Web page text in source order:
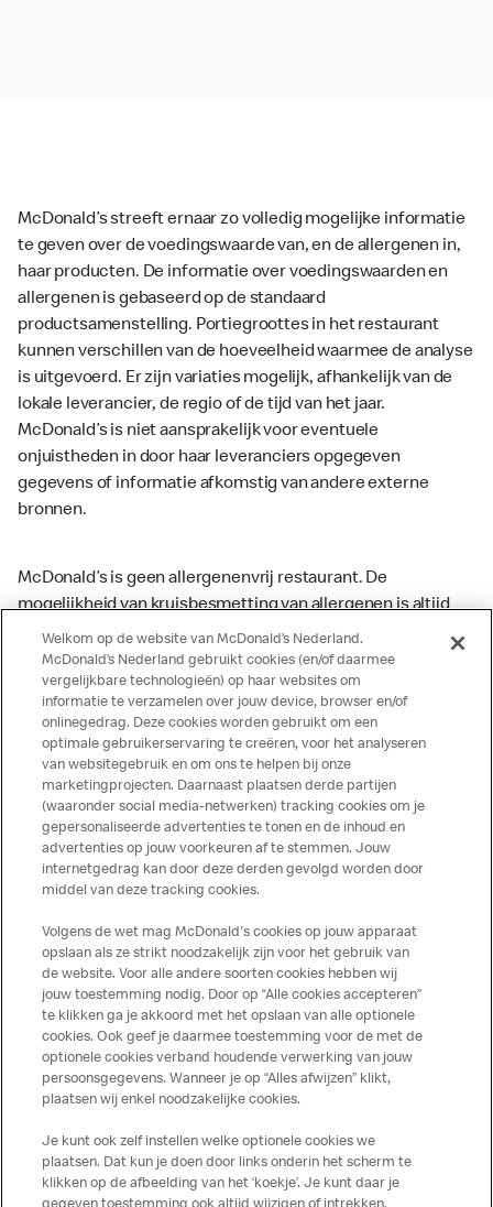
McDonald’s streeft ernaar zo volledig mogelijke informatie
te geven over de voedingswaarde van, en de allergenen in,
haar producten. De informatie over voedingswaarden en
allergenen is gebaseerd op de standaard
productsamenstelling. Portiegroottes in het restaurant
kunnen verschillen van de hoeveelheid waarmee de analyse
is uitgevoerd. Er zijn variaties mogelijk, afhankelijk van de
lokale leverancier, de regio of de tijd van het jaar.
McDonald’s is niet aansprakelijk voor eventuele
onjuistheden in door haar leveranciers opgegeven
gegevens of informatie afkomstig van andere externe
bronnen.
McDonald’s is geen allergenenvrij restaurant. De
mogelijkheid van kruisbesmetting van allergenen is altijd
aanwezig. McDonald’s kan zodoende niet garanderen dat
haar producten geen sporen van allergenen bevatten.
McDonald’s aanvaardt daarom geen aansprakelijkheid
indien een gast als gevolg van het binnenkrijgen van (een
spoor van) een allergeen lichamelijke klachten krijgt. Alle
producten kunnen sporen bevatten van dierlijke
ingrediënten. McDonald’s streeft er naar om de
voedingswaarde- en allergeneninformatie altijd up to date
te houden. De verstrekte informatie is alleen van
toepassing op de in Nederland verkochte producten. Voor
meer informatie over voedingswaarden en allergenen kijk
op de McDonald's website of in de McDonald’s App.
Publicatiefouten voorbehouden.
Over ons
Services
Contact
Welkom op de website van McDonald’s Nederland.
McDonald’s Nederland gebruikt cookies (en/of daarmee
vergelijkbare technologieën) op haar websites om
informatie te verzamelen over jouw device, browser en/of
onlinegedrag. Deze cookies worden gebruikt om een
optimale gebruikerservaring te creëren, voor het analyseren
van websitegebruik en om ons te helpen bij onze
marketingprojecten. Daarnaast plaatsen derde partijen
(waaronder social media-netwerken) tracking cookies om je
gepersonaliseerde advertenties te tonen en de inhoud en
advertenties op jouw voorkeuren af te stemmen. Jouw
internetgedrag kan door deze derden gevolgd worden door
middel van deze tracking cookies.
Volgens de wet mag McDonald's cookies op jouw apparaat
opslaan als ze strikt noodzakelijk zijn voor het gebruik van
de website. Voor alle andere soorten cookies hebben wij
jouw toestemming nodig. Door op “Alle cookies accepteren”
te klikken ga je akkoord met het opslaan van alle optionele
cookies. Ook geef je daarmee toestemming voor de met de
optionele cookies verband houdende verwerking van jouw
persoonsgegevens. Wanneer je op “Alles afwijzen” klikt,
plaatsen wij enkel noodzakelijke cookies.
Je kunt ook zelf instellen welke optionele cookies we
plaatsen. Dat kun je doen door links onderin het scherm te
klikken op de afbeelding van het ‘koekje’. Je kunt daar je